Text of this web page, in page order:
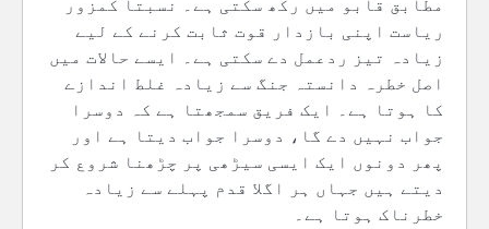
مطابق قابو میں رکھ سکتی ہے۔ نسبتاً کمزور
ریاست اپنی بازدار قوت ثابت کرنے کے لیے
زیادہ تیز ردعمل دے سکتی ہے۔ ایسے حالات میں
اصل خطرہ دانستہ جنگ سے زیادہ غلط اندازے
کا ہوتا ہے۔ ایک فریق سمجھتا ہے کہ دوسرا
جواب نہیں دے گا، دوسرا جواب دیتا ہے اور
پھر دونوں ایک ایسی سیڑھی پر چڑھنا شروع کر
دیتے ہیں جہاں ہر اگلا قدم پہلے سے زیادہ
خطرناک ہوتا ہے۔